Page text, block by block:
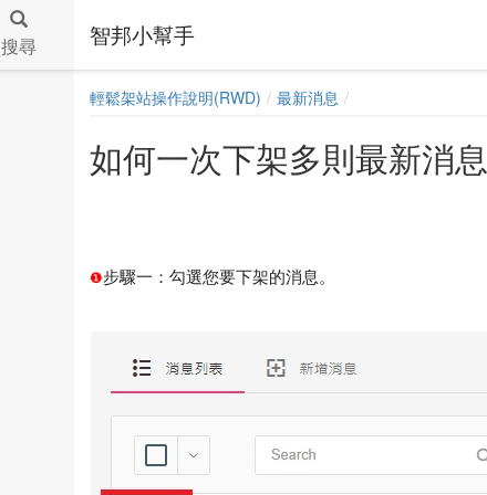
智邦小幫手
搜尋
輕鬆架站操作說明(RWD) 最新消息
如何一次下架多則最新消息
❶步驟一：勾選您要下架的消息。